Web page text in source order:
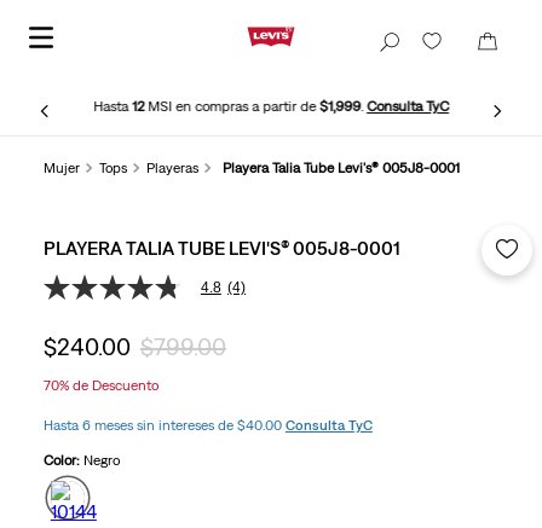
Hasta12MSI en compras a partir de$1,999.Consulta TyC
Mujer Tops Playeras Playera Talia Tube Levi's® 005J8-0001
PLAYERA TALIA TUBE LEVI'S® 005J8-0001
4.8
5
estrellas,
medio
valoración.
Read
4
Reviews.
Enlace
4.8 (4)
$240.00 $799.00
70%de Descuento
Hasta 6 meses sin intereses de $40.00 Consulta TyC
Color: Negro